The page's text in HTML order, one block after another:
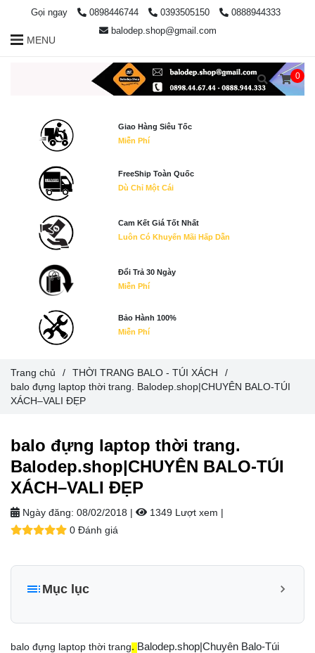
balo đựng laptop thời trang.
Balodep.shop|CHUYÊN BALO-TÚI
XÁCH–VALI ĐẸP
Ngày đăng: 08/02/2018 | 1349 Lượt xem |
0 Đánh giá
Mục lục
DANH MỤC SẢN PHẨM
+ Mua lẻ hoặc làm Nhà phân phối/Đại lý bán hàng nhãn
balo đựng laptop thời trang. Balodep.shop|Chuyên Balo-Túi
Trang chủ / THỜI TRANG BALO - TÚI XÁCH
/
balo đựng laptop thời trang. Balodep.shop|CHUYÊN BALO-TÚI
XÁCH–VALI ĐẸP
Gọi ngay 0898446744 0393505150
0888944333
balodep.shop@gmail.com
MENU
0
Giao Hàng Siêu Tốc
Miễn Phí
FreeShip Toàn Quốc
Dù Chỉ Một Cái
Cam Kết Giá Tốt Nhất
Luôn Có Khuyến Mãi Hấp Dẫn
Đổi Trả 30 Ngày
Miễn Phí
Bảo Hành 100%
Miễn Phí